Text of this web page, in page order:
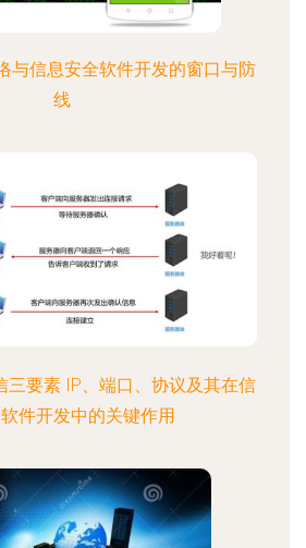
与信息安全软件开发的窗口与防
线
三要素 IP、端口、协议及其在信
件开发中的关键作用